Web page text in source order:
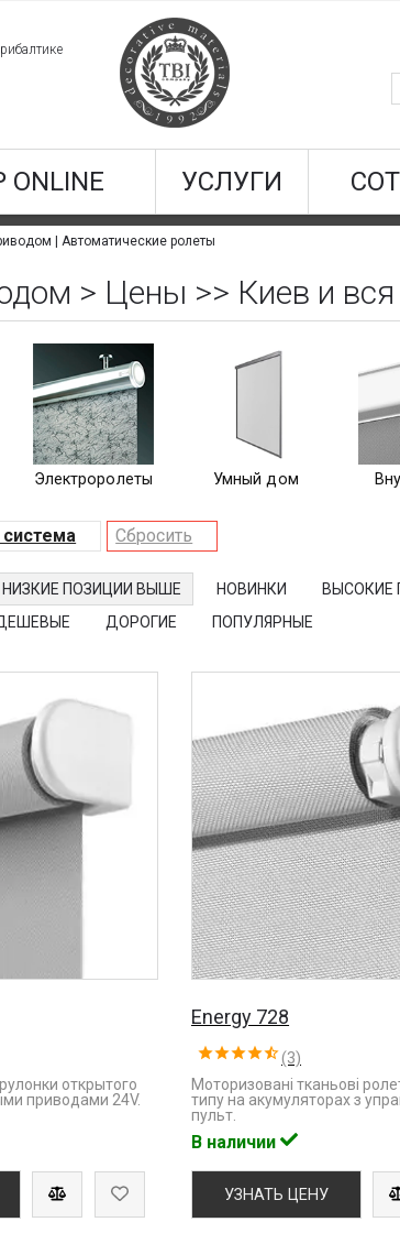
УСЛУГИ
| Автоматические ролеты
> Цены >> Киев и
Электроролеты Умный дом
Сбросить
НИЗКИЕ ПОЗИЦИИ ВЫШЕ НОВИНКИ ВЫСОКИЕ
ДОРОГИЕ ПОПУЛЯРНЫЕ
открытого
приводами 24V.
Energy 728
(3)
Моторизовані тканьові
типу на акумуляторах з
пульт.
В наличии
УЗНАТЬ ЦЕНУ